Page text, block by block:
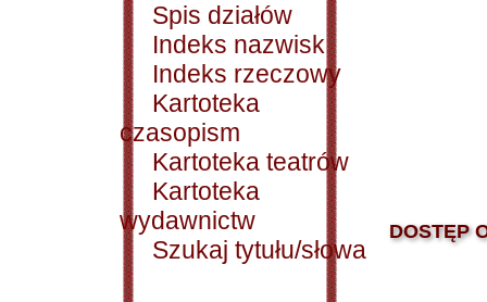
Spis działów
Indeks nazwisk
Indeks rzeczowy
Kartoteka
czasopism
Kartoteka teatrów
Kartoteka
wydawnictw
Szukaj tytułu/słowa
DOSTĘP